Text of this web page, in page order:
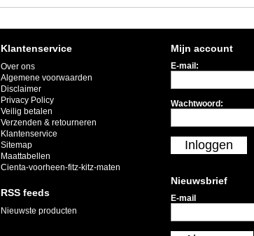
Klantenservice
Over ons
Algemene voorwaarden
Disclaimer
Privacy Policy
Veilig betalen
Verzenden & retourneren
Klantenservice
Sitemap
Maattabellen
Cienta-voorheen-fitz-kitz-maten
RSS feeds
Nieuwste producten
Mijn account
E-mail:
Wachtwoord:
Inloggen
Nieuwsbrief
E-mail